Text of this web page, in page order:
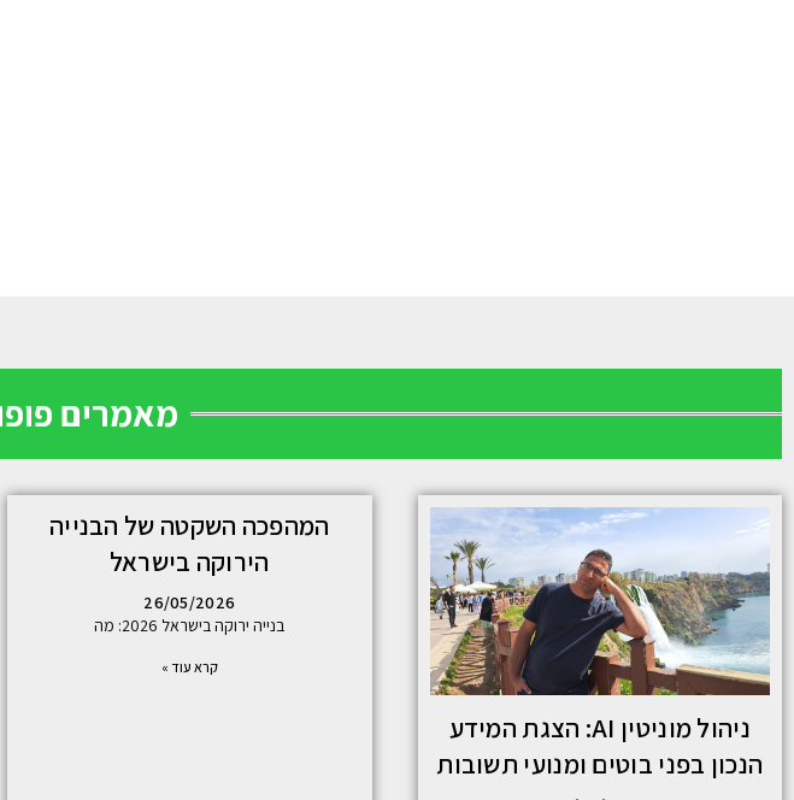
מאמרים
ניהול מוניטין AI: הצגת המידע
הנכון בפני בוטים ומנועי תשובות
המהפכה השקטה של הבנייה
הירוקה בישראל
26/05/2026
בנייה ירוקה בישראל 2026: מה
קרא עוד »